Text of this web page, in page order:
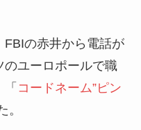
の赤井から電話が
のユーロポールで職
コードネーム”ピン
。